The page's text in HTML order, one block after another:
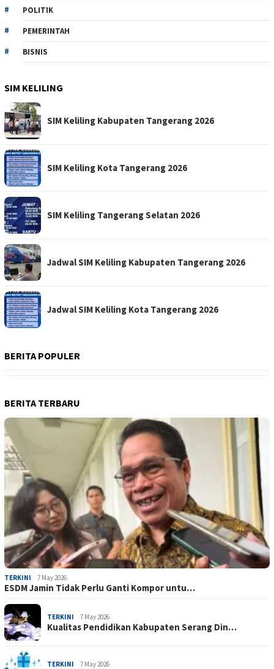
POLITIK
PEMERINTAH
BISNIS
SIM KELILING
SIM Keliling Kabupaten Tangerang 2026
SIM Keliling Kota Tangerang 2026
SIM Keliling Tangerang Selatan 2026
Jadwal SIM Keliling Kabupaten Tangerang 2026
Jadwal SIM Keliling Kota Tangerang 2026
BERITA POPULER
BERITA TERBARU
TERKINI 7 May 2026
ESDM Jamin Tidak Perlu Ganti Kompor untu…
TERKINI 7 May 2026
Kualitas Pendidikan Kabupaten Serang Din…
TERKINI 7 May 2026